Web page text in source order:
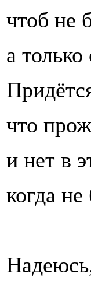
чтоб не
а
что
и нет в
когда